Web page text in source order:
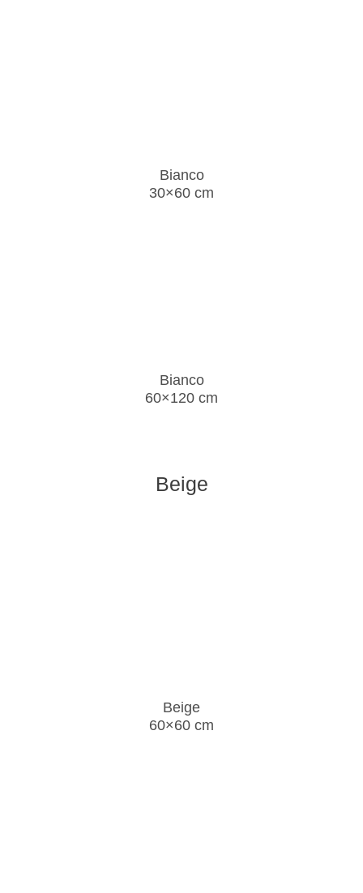
Bianco
30×60 cm
Bianco
60×120 cm
Beige
Beige
60×60 cm